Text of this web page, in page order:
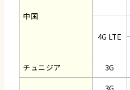
中国
4G LTE
チュニジア
3G
3G